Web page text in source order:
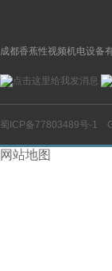
成都香蕉性视频机电设备
蜀ICP备77803489号-1
网站地图